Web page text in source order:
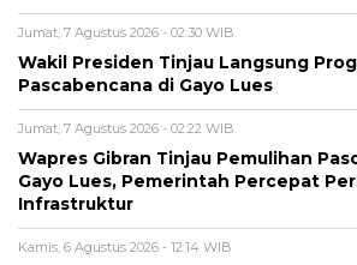
Jumat, 7 Agustus 2026 - 02:30 WIB
Wakil Presiden Tinjau Langsung
Pascabencana di Gayo Lues
Jumat, 7 Agustus 2026 - 02:22 WIB
Wapres Gibran Tinjau Pemulihan
Gayo Lues, Pemerintah Percepat
Infrastruktur
Kamis, 6 Agustus 2026 - 12:14 WIB